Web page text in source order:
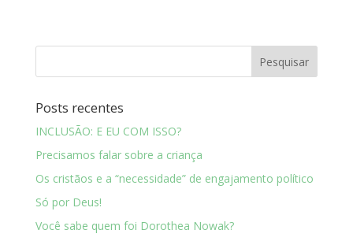
Posts recentes
INCLUSÃO: E EU COM ISSO?
Precisamos falar sobre a criança
Os cristãos e a “necessidade” de engajamento político
Só por Deus!
Você sabe quem foi Dorothea Nowak?